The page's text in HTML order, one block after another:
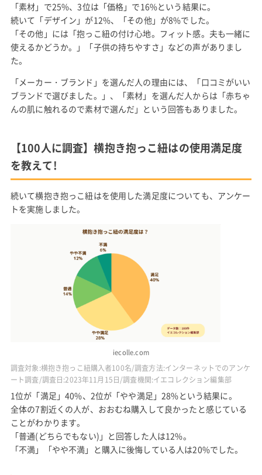
「素材」で25%、3位は「価格」で16%という結果に。
続いて「デザイン」が12%、「その他」が8%でした。
「その他」には「抱っこ紐の付け心地。フィット感。夫も一緒に
使えるかどうか。」「子供の持ちやすさ」などの声がありまし
た。
「メーカー・ブランド」を選んだ人の理由には、「口コミがいい
ブランドで選びました。」、「素材」を選んだ人からは「赤ちゃ
んの肌に触れるので素材で選んだ」という回答もありました。
【100人に調査】横抱き抱っこ紐はの使用満足度
を教えて!
続いて横抱き抱っこ紐はを使用した満足度についても、アンケー
トを実施しました。
iecolle.com
調査対象:横抱き抱っこ紐購入者100名/調査方法:インターネットでのアンケ
ート調査/調査日:2023年11月15日/調査機関:イエコレクション編集部
1位が「満足」40%、2位が「やや満足」28%という結果に。
全体の7割近くの人が、おおむね購入して良かったと感じている
ことがわかります。
「普通(どちらでもない)」と回答した人は12%。
「不満」「やや不満」と購入に後悔している人は20%でした。